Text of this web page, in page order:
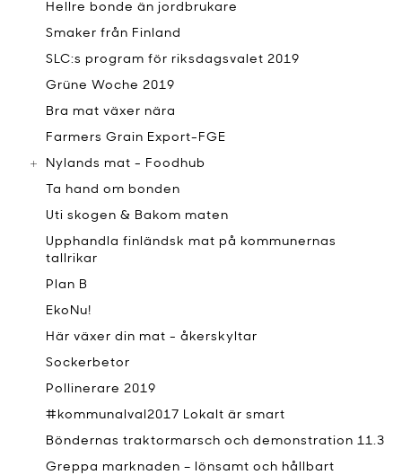
Hellre bonde än jordbrukare
Smaker från Finland
SLC:s program för riksdagsvalet 2019
Grüne Woche 2019
Bra mat växer nära
Farmers Grain Export-FGE
Nylands mat - Foodhub
Ta hand om bonden
Uti skogen & Bakom maten
Upphandla finländsk mat på kommunernas
tallrikar
Plan B
EkoNu!
Här växer din mat - åkerskyltar
Sockerbetor
Pollinerare 2019
#kommunalval2017 Lokalt är smart
Böndernas traktormarsch och demonstration 11.3
Greppa marknaden – lönsamt och hållbart